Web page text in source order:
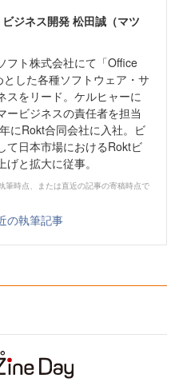
ジネス開発 松田誠（マツ
フト株式会社にて「Office
した各種ソフトウェア・サ
スをリード。ケルヒャーに
ービジネスの責任者を担当
にRokt合同会社に入社。ビ
て日本市場におけるRoktビ
げと拡大に従事。
筆時点、または直近の記事の寄稿時点で
の執筆記事